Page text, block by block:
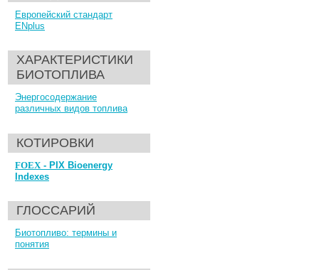
Европейский стандарт
ENplus
ХАРАКТЕРИСТИКИ
БИОТОПЛИВА
Энергосодержание
различных видов топлива
КОТИРОВКИ
FOEX - PIX Bioenergy
Indexes
ГЛОССАРИЙ
Биотопливо: термины и
понятия